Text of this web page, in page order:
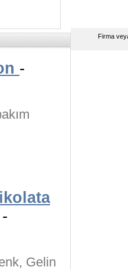
-
-
Gelin
Firma